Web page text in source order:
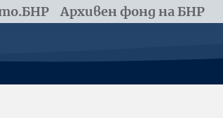
Архивен фонд на БНР